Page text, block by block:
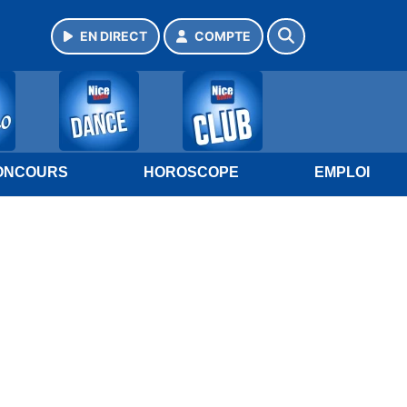
EN DIRECT COMPTE
HOROSCOPE EMPLOI